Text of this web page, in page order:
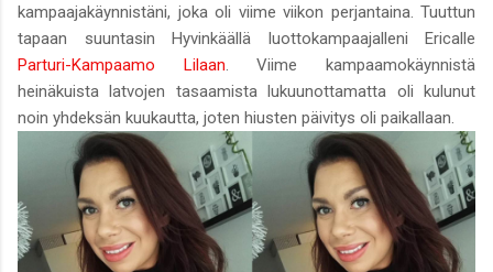
kampaajakäynnistäni, joka oli viime viikon perjantaina. Tuuttun
tapaan suuntasin Hyvinkäällä luottokampaajalleni Ericalle
Parturi-Kampaamo Lilaan . Viime kampaamokäynnistä
heinäkuista latvojen tasaamista lukuunottamatta oli kulunut
noin yhdeksän kuukautta, joten hiusten päivitys oli paikallaan.